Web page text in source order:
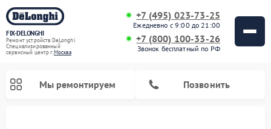
FIX-DELONGHI
Ремонт устройств DeLonghi
Специализированный
cервисный центр г.Москва
+7 (495) 023-73-25
Ежедневно с 9:00 до 21:00
+7 (800) 100-33-26
Звонок бесплатный по РФ
Мы ремонтируем Позвонить